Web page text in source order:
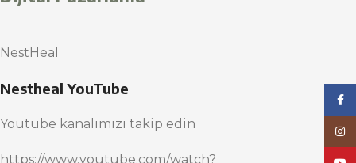
NestHeal
Nestheal YouTube
Youtube kanalımızı takip edin
https://www.youtube.com/watch?